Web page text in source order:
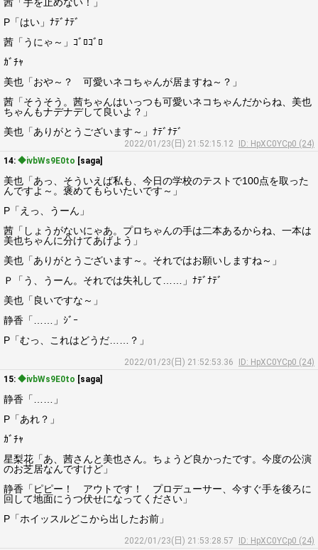
P「はい」ﾅﾃﾞﾅﾃﾞ
茜「うにゃ～」ｺﾞﾛｺﾞﾛ
ｶﾞﾁｬ
美也「おや～？ 可愛いネコちゃんが居ますね～？」
茜「そうそう。茜ちゃんはいっつも可愛いネコちゃんだからね、美也
ちゃんもナデナデして良いよ？」
美也「ありがとうございます～」ﾅﾃﾞﾅﾃﾞ
2022/01/23(日) 21:52:15.12
ID: HpXC0YCp0 (24)
14: ◆ivbWs9E0to [saga]
美也「あっ、そういえば私も、今日の学校のテストで100点を取った
んですよ～。褒めてもらいたいです～」
P「えっ、うーん」
茜「しょうがないにゃあ。プロちゃんの手は二本あるからね、一本は
美也ちゃんに分けてあげよう」
美也「ありがとうございます～。それではお願いしますね～」
Ｐ「う、うーん。それでは失礼して……」ﾅﾃﾞﾅﾃﾞ
美也「良いですな～」
静香「……」ｼﾞｰ
P「むっ、これはどうだ……？」
2022/01/23(日) 21:52:53.36
ID: HpXC0YCp0 (24)
15: ◆ivbWs9E0to [saga]
静香「……」
P「あれ？」
ｶﾞﾁｬ
星梨花「あ、茜さんと美也さん。ちょうど良かったです。今度の公演
のお芝居なんですけど」
静香「ピピー！ アウトです！ プロデューサー、今すぐ手を後ろに
回して地面にうつ伏せになってください」
P「ホイッスルどこから出したお前」
2022/01/23(日) 21:53:28.57
ID: HpXC0YCp0 (24)